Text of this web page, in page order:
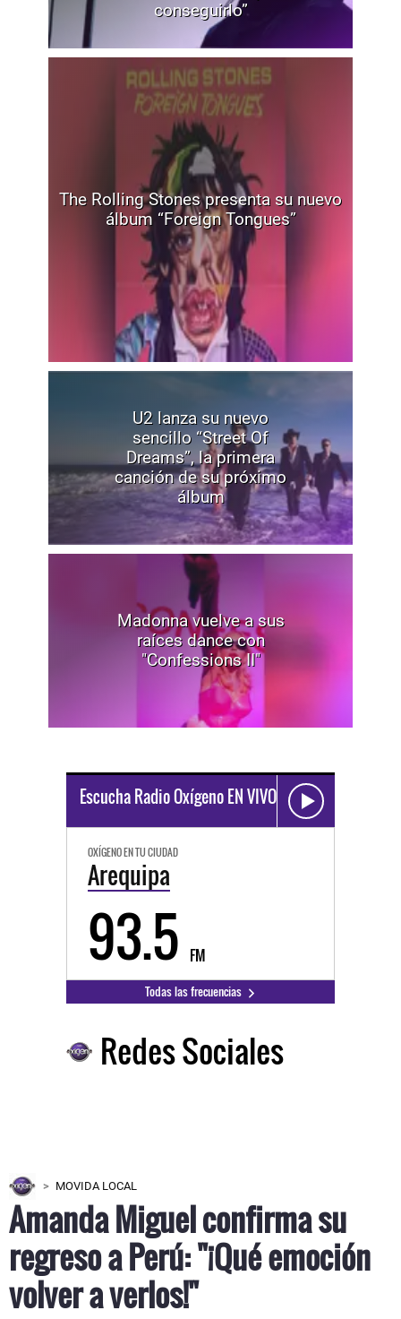
conseguirlo”
The Rolling Stones presenta su nuevo
álbum “Foreign Tongues”
U2 lanza su nuevo
sencillo “Street Of
Dreams”, la primera
canción de su próximo
álbum
Madonna vuelve a sus
raíces dance con
"Confessions II"
Escucha Radio Oxígeno EN VIVO
OXÍGENO EN TU CIUDAD
Arequipa
93.5 FM
Todas las frecuencias
Redes Sociales
MOVIDA LOCAL
Amanda Miguel confirma su
regreso a Perú: "¡Qué emoción
volver a verlos!"